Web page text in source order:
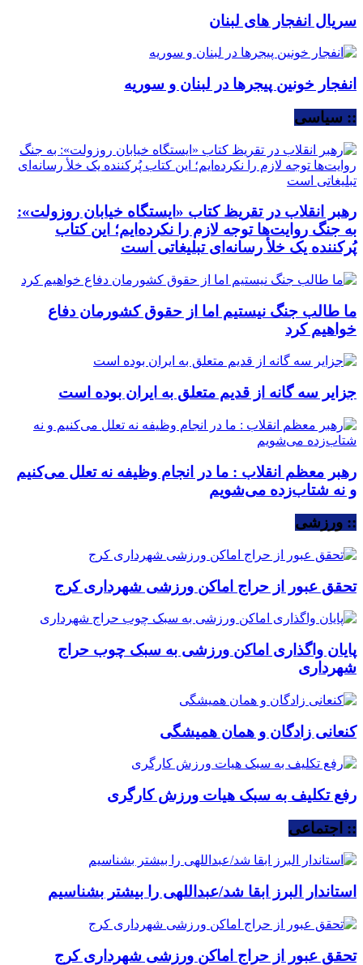
سریال انفجار های لبنان
انفجار خونین پیجرها در لبنان و سوریه
:: سیاسی
رهبر انقلاب در تقریظ کتاب «ایستگاه خیابان روزولت»:
به جنگ روایت‌ها توجه لازم را نکرده‌ایم؛ این کتاب
پُرکننده‌ یک خلأ رسانه‌ای تبلیغاتی است
ما طالب جنگ نیستیم اما از حقوق کشورمان دفاع
خواهیم کرد
جزایر سه گانه از قدیم متعلق به ایران بوده است
رهبر معظم انقلاب : ما در انجام وظیفه نه تعلل می‌کنیم
و نه شتاب‌زده می‌شویم
:: ورزشی
تحقق عبور از حراج اماکن ورزشی شهرداری کرج
پایان واگذاری اماکن ورزشی به سبک چوب حراج
شهرداری
کنعانی زادگان و همان همیشگی
رفع تکلیف به سبک هیات ورزش کارگری
:: اجتماعی
استاندار البرز ابقا شد/عبداللهی را بیشتر بشناسیم
تحقق عبور از حراج اماکن ورزشی شهرداری کرج